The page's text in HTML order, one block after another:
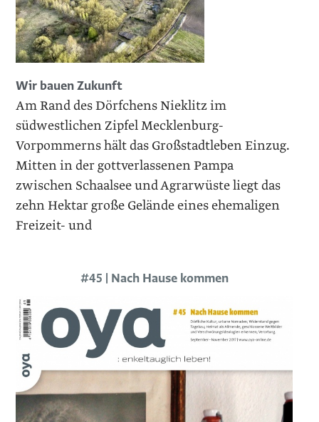
Wir bauen Zukunft
Am Rand des Dörfchens Nieklitz im
südwestlichen Zipfel Mecklenburg-
Vorpommerns hält das Großstadtleben Einzug.
Mitten in der gottverlassenen Pampa
zwischen Schaalsee und Agrarwüste liegt das
zehn Hektar große Gelände eines ehemaligen
Freizeit- und
#45 | Nach Hause kommen